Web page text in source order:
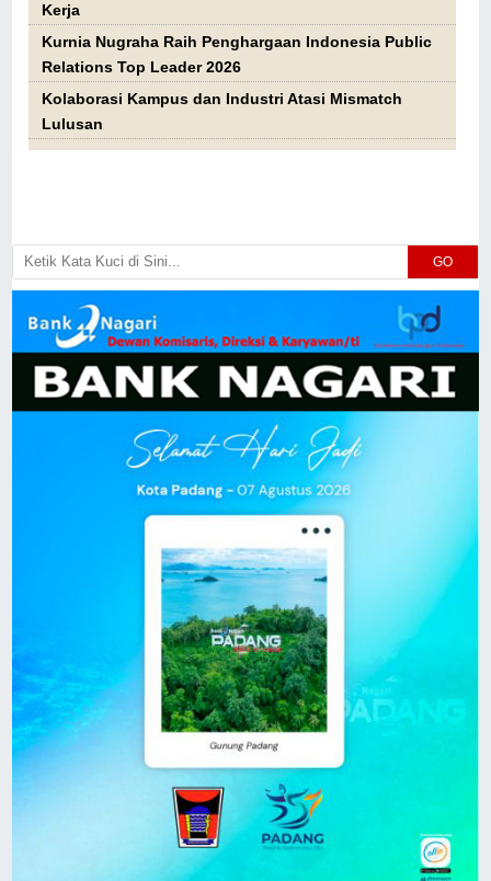
Kerja
Kurnia Nugraha Raih Penghargaan Indonesia Public
Relations Top Leader 2026
Kolaborasi Kampus dan Industri Atasi Mismatch
Lulusan
GO